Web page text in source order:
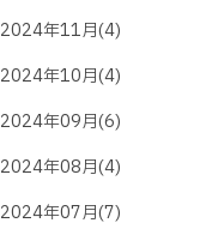
2024年11月(4)
2024年10月(4)
2024年09月(6)
2024年08月(4)
2024年07月(7)